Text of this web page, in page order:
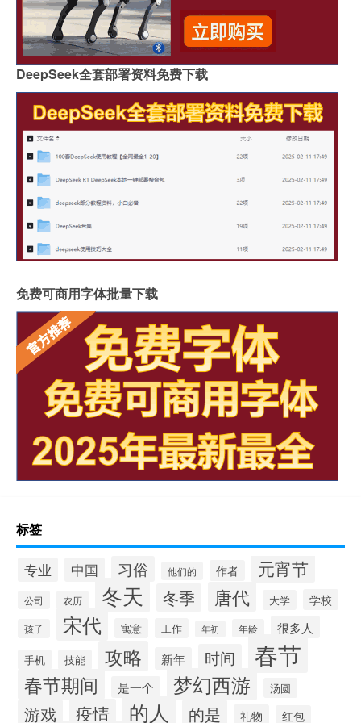
DeepSeek全套部署资料免费下载
免费可商用字体批量下载
标签
专业 中国 习俗 他们的 作者 元宵节
公司 农历 冬天 冬季 唐代 大学 学校
孩子 宋代 寓意 工作 年初 年龄 很多人
手机 技能 攻略 新年 时间 春节
春节期间 是一个 梦幻西游 汤圆
游戏 疫情 的人 的是 礼物 红包